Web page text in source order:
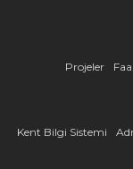
Projeler
Kent Bilgi Sistemi